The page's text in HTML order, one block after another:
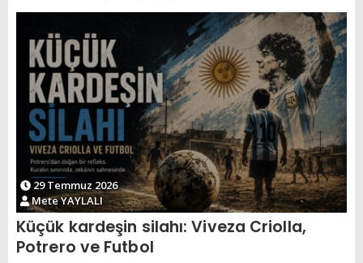
29 Temmuz 2026
Mete YAYLALI
Küçük kardeşin silahı: Viveza Criolla,
Potrero ve Futbol